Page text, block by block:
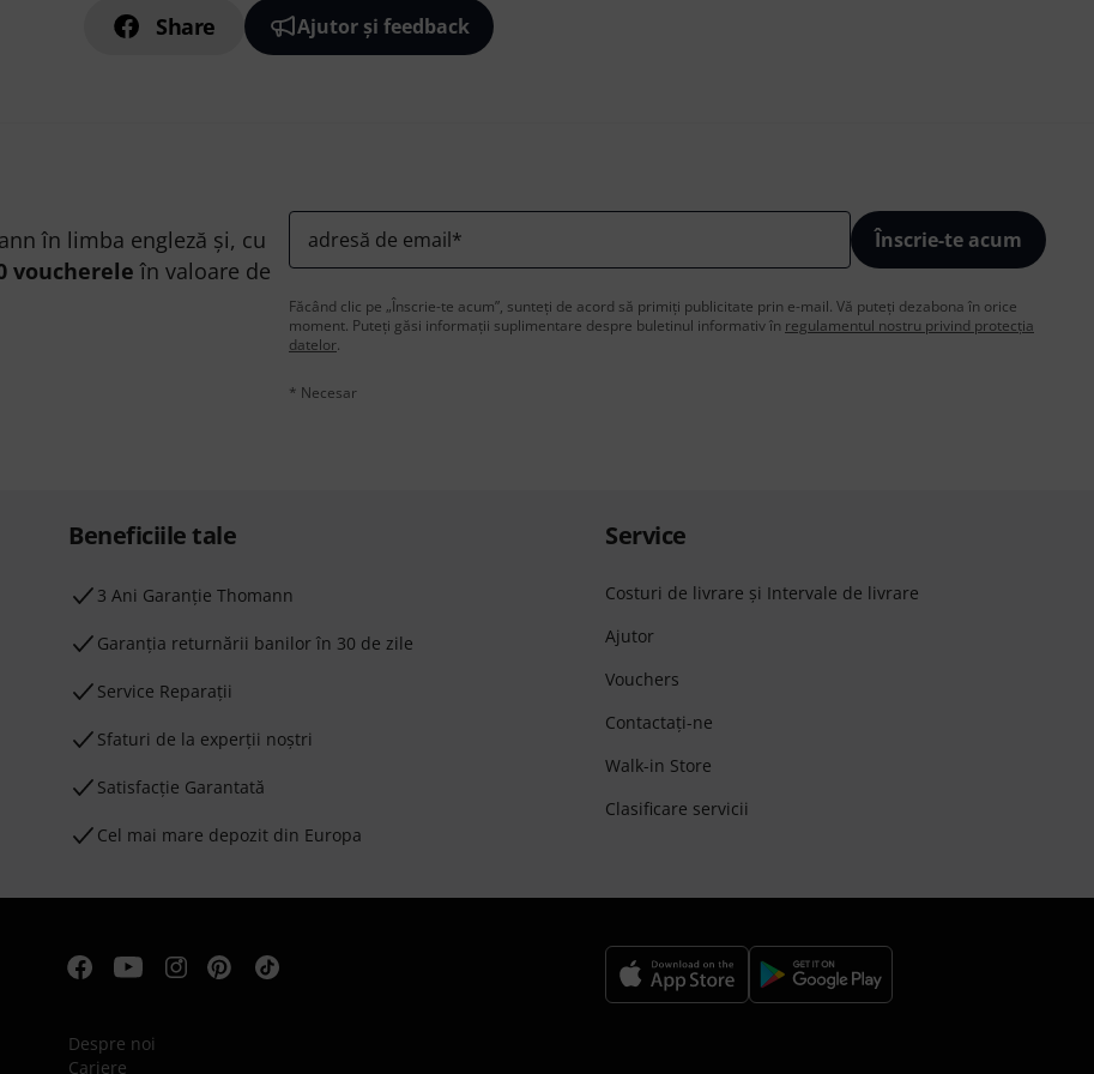
Share Ajutor și feedback
în limba engleză și, cu
voucherele în valoare de
adresă de email* Înscrie-te acum
Făcând clic pe „Înscrie-te acum”, sunteți de acord să primiți publicitate prin e-mail. Vă puteți dezabona în orice
moment. Puteți găsi informații suplimentare despre buletinul informativ în regulamentul nostru privind protecția
datelor.
* Necesar
Beneficiile tale
3 Ani Garanție Thomann
Garanţia returnării banilor în 30 de zile
Service Reparații
Sfaturi de la experții noștri
Satisfacție Garantată
Cel mai mare depozit din Europa
Service
Costuri de livrare şi Intervale de livrare
Ajutor
Vouchers
Contactaţi-ne
Walk-in Store
Clasificare servicii
Despre noi
Cariere